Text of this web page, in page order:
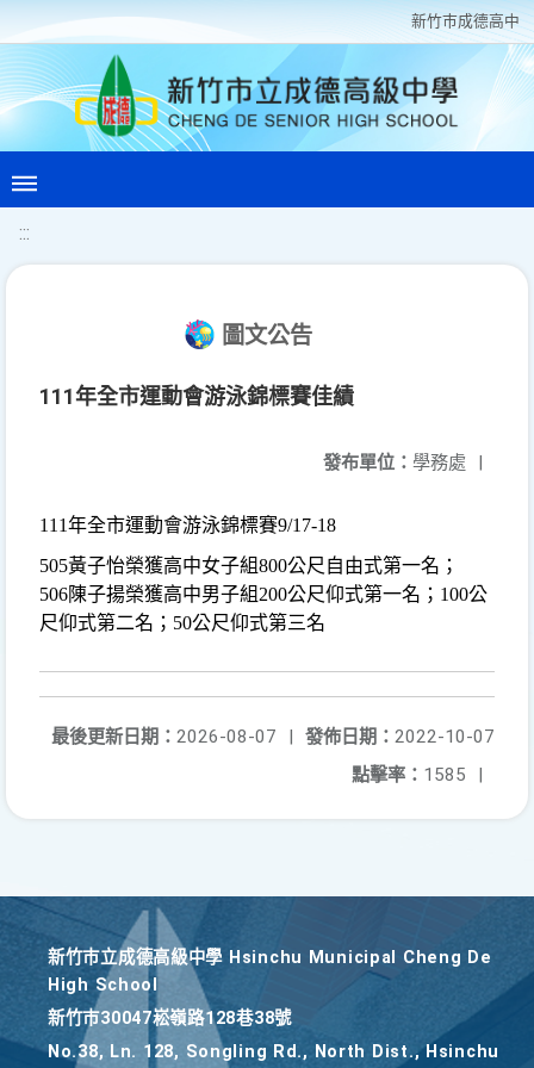
新竹巿成德高中
:::
圖文公告
111年全市運動會游泳錦標賽佳績
發布單位： 學務處 |
111年全市運動會游泳錦標賽9/17-18
505黃子怡榮獲高中女子組800公尺自由式第一名；
506陳子揚榮獲高中男子組200公尺仰式第一名； 100公
尺仰式第二名； 50公尺仰式第三名
發佈日期： 2022-10-07
最後更新日期： 2026-08-07
|
點擊率： 1585 |
新竹巿立成德高級中學 Hsinchu Municipal Cheng De
High School
新竹巿30047崧嶺路128巷38號
No.38, Ln. 128, Songling Rd., North Dist., Hsinchu